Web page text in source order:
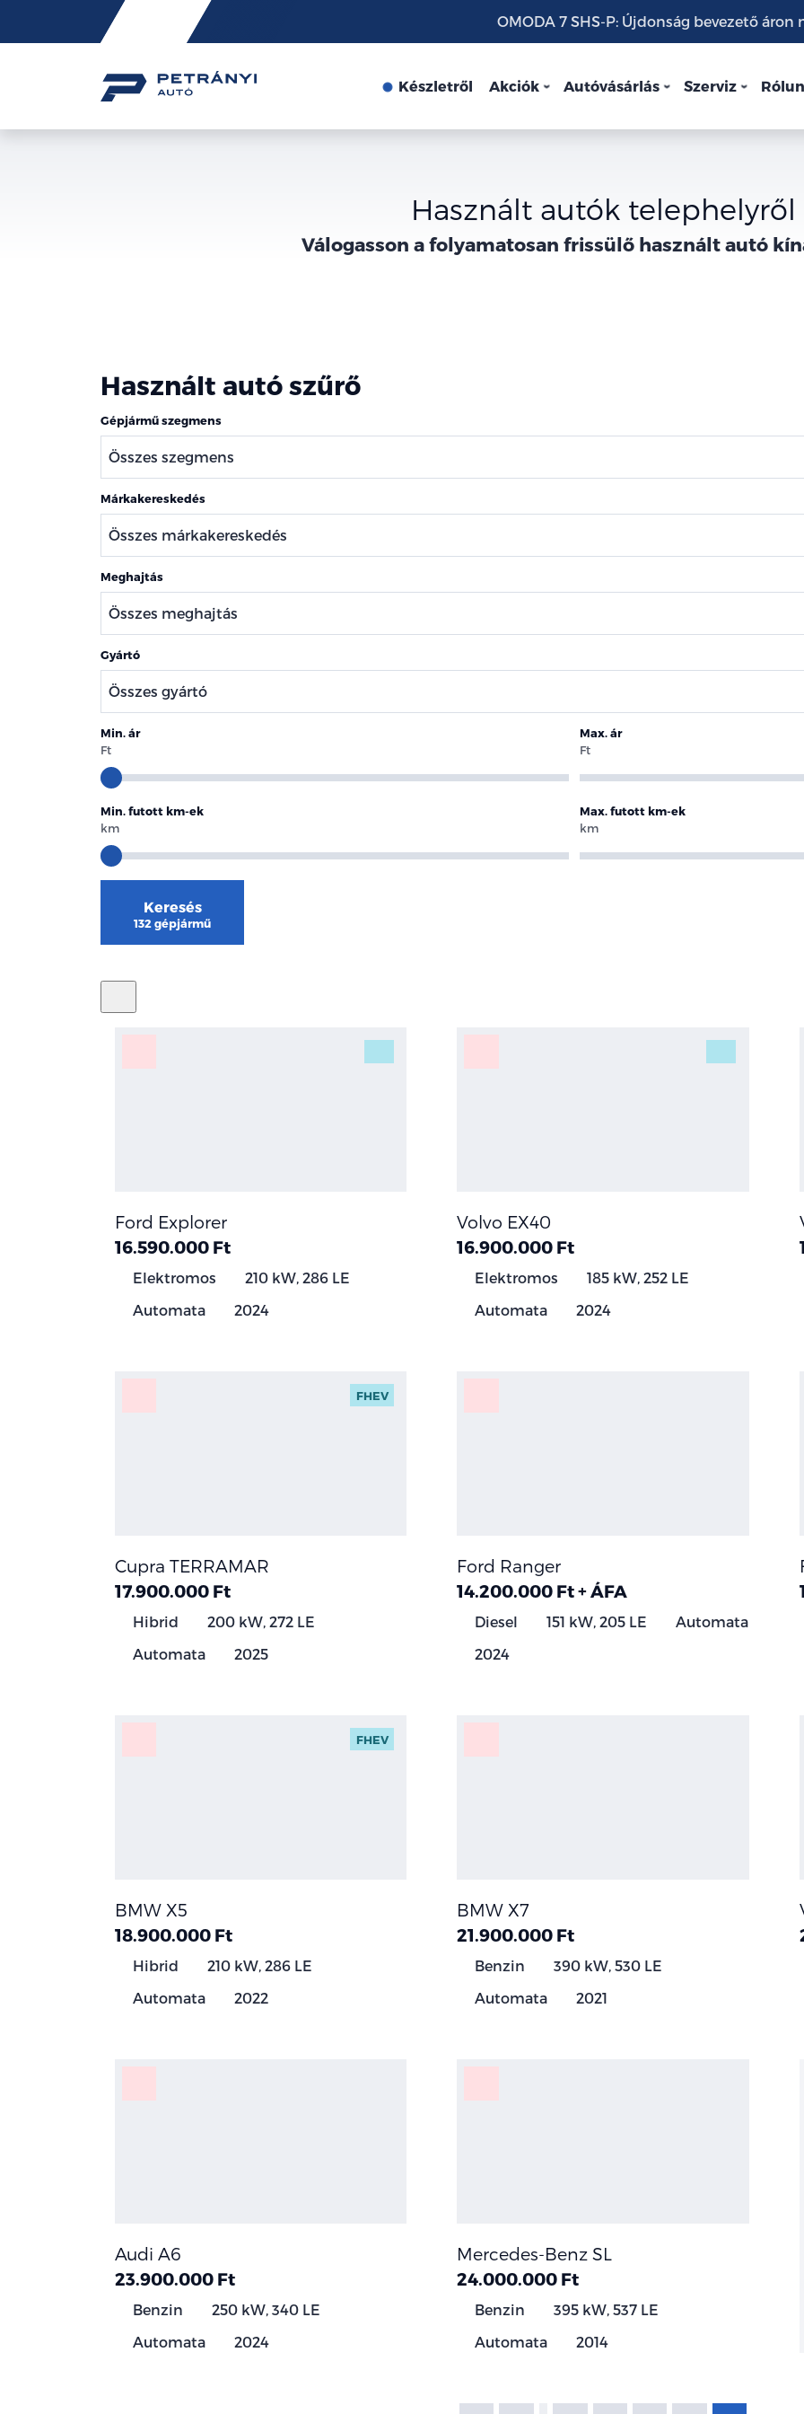
Friss
hírek
OMODA 7 SHS-P: Újdonság bevezető
Készletről Akciók Autóvásárlás Szerviz
Használt autók telephelyről
Válogasson a folyamatosan frissülő használt autó
Használt autó szűrő
Gépjármű szegmens
Márkakereskedés
Meghajtás
Gyártó
Min. ár
Ft
Max. ár
Ft
Min. futott km-ek
km
Max. futott km-ek
km
Keresés
132 gépjármű
Ford Explorer
16.590.000 Ft
Elektromos
210 kW, 286 LE
Automata
2024
Volvo EX40
16.900.000 Ft
Elektromos
185 kW, 252 LE
Automata
2024
Cupra TERRAMAR
17.900.000 Ft
Hibrid
200 kW, 272 LE
Automata
2025
FHEV
Ford Ranger
14.200.000 Ft + ÁFA
Diesel 151 kW, 205 LE
Automata
2024
BMW X5
18.900.000 Ft
Hibrid
210 kW, 286 LE
Automata
2022
FHEV
BMW X7
21.900.000 Ft
Benzin
390 kW, 530 LE
Automata
2021
Audi A6
23.900.000 Ft
Benzin
250 kW, 340 LE
Automata
2024
Mercedes-Benz SL
24.000.000 Ft
Benzin
395 kW, 537 LE
Automata
2014